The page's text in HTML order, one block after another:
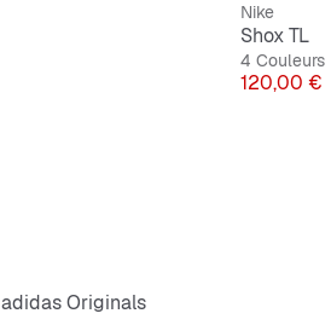
Nike
Shox TL
4 Couleurs
Prix
120,00 €
adidas Originals